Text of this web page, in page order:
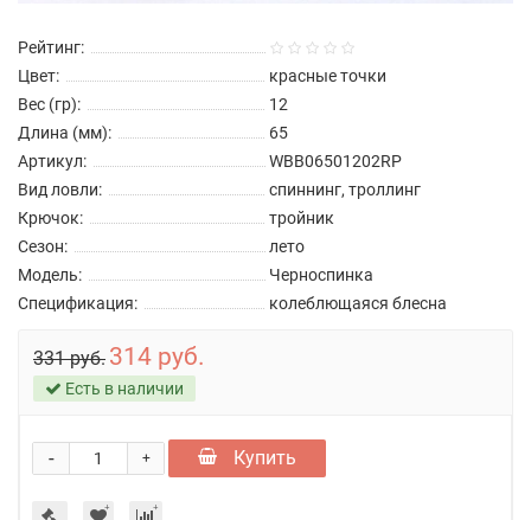
Рейтинг:
Цвет:
красные точки
Вес (гр):
12
Длина (мм):
65
Артикул:
WBB06501202RP
Вид ловли:
спиннинг, троллинг
Крючок:
тройник
Сезон:
лето
Модель:
Черноспинка
Спецификация:
колеблющаяся блесна
331 руб. 314 руб.
Есть в наличии
+
- Купить